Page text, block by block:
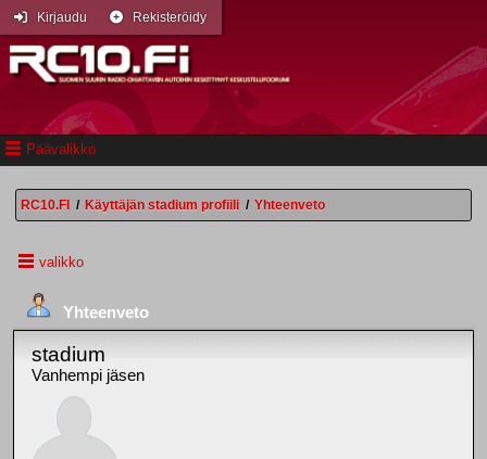
Päävalikko
Kirjaudu Rekisteröidy
RC10.FI / Käyttäjän stadium profiili / Yhteenveto
valikko
Yhteenveto
stadium
Vanhempi jäsen